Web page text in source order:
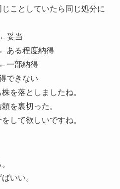
ことしていたら同じ処分に
妥当
ある程度納得
一部納得
できない
を落としましたね。
を裏切った。
して欲しいですね。
いい。